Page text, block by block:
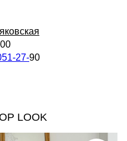
27-90
LOOK